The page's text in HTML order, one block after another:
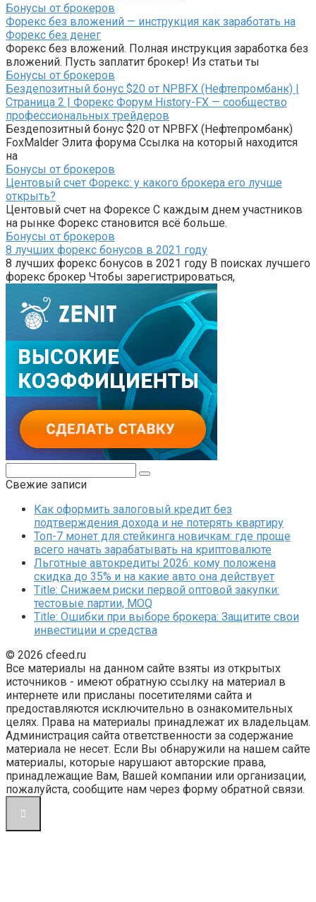
Бонусы от брокеров
Форекс без вложений — инструкция как заработать на
Форекс без денег
Форекс без вложений. Полная инструкция заработка без
вложений. Пусть заплатит брокер! Из статьи ты
Бонусы от брокеров
Бездепозитный бонус $20 от NPBFX (Нефтепромбанк) |
Страница 2 | Форекс Форум History-FX — сообщество
профессиональных трейдеров
Бездепозитный бонус $20 от NPBFX (Нефтепромбанк)
FoxMalder Элита форума Ссылка на который находится
на
Бонусы от брокеров
Центовый счет Форекс: у какого брокера его лучше
открыть?
Центовый счет на Форексе С каждым днем участников
на рынке Форекс становится всё больше.
Бонусы от брокеров
8 лучших форекс бонусов в 2021 году
8 лучших форекс бонусов в 2021 году В поисках лучшего
форекс брокер Чтобы зарегистрироваться,
Свежие записи
Как оформить залоговый кредит без
подтверждения дохода и не потерять квартиру
Топ-7 монет для стейкинга новичкам: где проще
всего начать зарабатывать на криптовалюте
Льготные автокредиты 2026: кому положена
скидка до 35% и на какие авто она действует
Title: Снижаем риски первой оптовой закупки:
тестовые партии, MOQ
Title: Ошибки при выборе брокера: Защитите свои
инвестиции и средства
© 2026 cfeed.ru
Все материалы на данном сайте взяты из открытых
источников - имеют обратную ссылку на материал в
интернете или присланы посетителями сайта и
предоставляются исключительно в ознакомительных
целях. Права на материалы принадлежат их владельцам.
Администрация сайта ответственности за содержание
материала не несет. Если Вы обнаружили на нашем сайте
материалы, которые нарушают авторские права,
принадлежащие Вам, Вашей компании или организации,
пожалуйста, сообщите нам через форму обратной связи.